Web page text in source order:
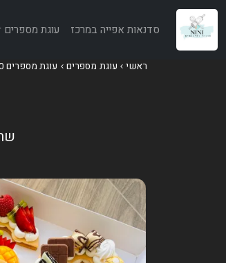
סדנאות אפייה במרכז עוגת מספרים
ראשי עוגת מספרים עוגת מספרים 60